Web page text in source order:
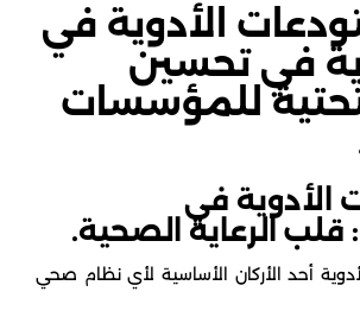
الأدوية في
في تحسين
للمؤسسات
الأدوية في
قلب الرعاية الصحية.
أحد الأركان الأساسية لأي نظام صحي